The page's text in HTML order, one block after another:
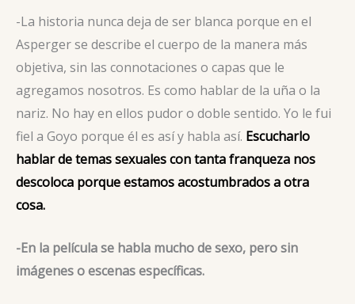
-La historia nunca deja de ser blanca porque en el
Asperger se describe el cuerpo de la manera más
objetiva, sin las connotaciones o capas que le
agregamos nosotros. Es como hablar de la uña o la
nariz. No hay en ellos pudor o doble sentido. Yo le fui
fiel a Goyo porque él es así y habla así. Escucharlo
hablar de temas sexuales con tanta franqueza nos
descoloca porque estamos acostumbrados a otra
cosa.
-En la película se habla mucho de sexo, pero sin
imágenes o escenas específicas.